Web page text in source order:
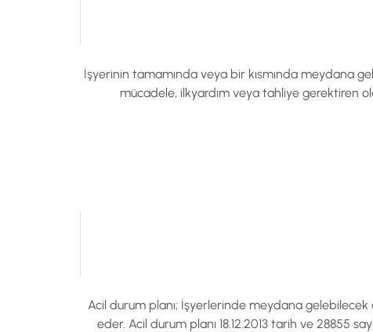
İşyerinin tamamında veya bir kısmında meydana
mücadele, ilkyardım veya tahliye gerektiren
Acil durum planı; İşyerlerinde meydana
eder. Acil durum planı 18.12.2013 tarih ve 28855